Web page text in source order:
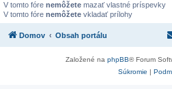
V tomto fóre nemôžete mazať vlastné príspevky
V tomto fóre nemôžete vkladať prílohy
Domov Obsah portálu
Založené na phpBB® Forum
Súkromie |